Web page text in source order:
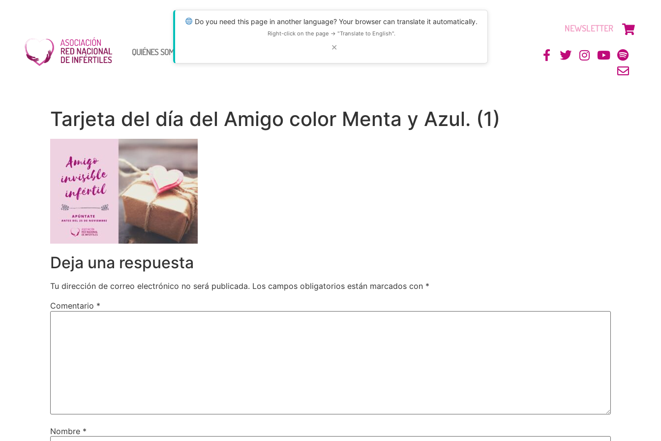
Do you need this page in another language? Your browser can translate it automatically.
Right-click on the page → "Translate to English".
✕
QUIÉNES SOMOS RECURSOS
NEWSLETTER
Tarjeta del día del Amigo color Menta y Azul. (1)
Deja una respuesta
Tu dirección de correo electrónico no será publicada. Los campos obligatorios están marcados con *
Comentario *
Nombre *